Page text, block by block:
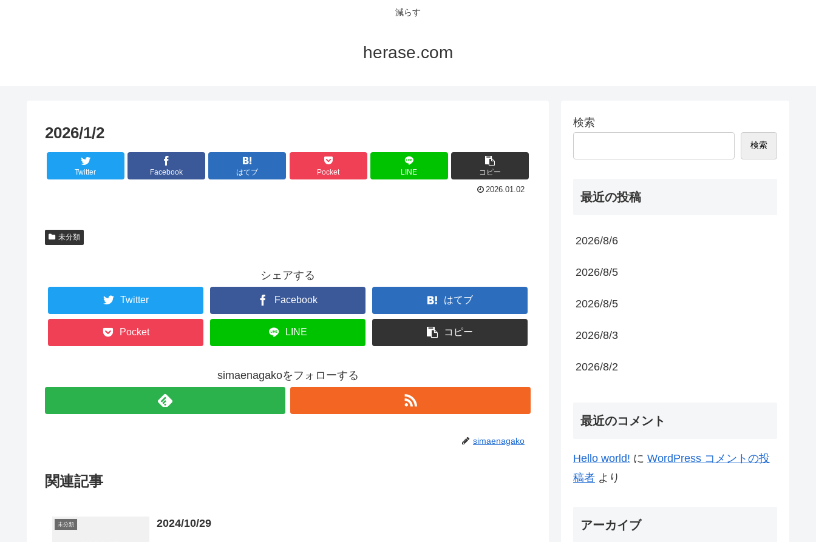
減らす
herase.com
2026/1/2
Twitter Facebook はてブ Pocket LINE コピー
2026.01.02
未分類
シェアする
Twitter Facebook はてブ
Pocket LINE コピー
simaenagakoをフォローする
simaenagako
関連記事
未分類 2024/10/29
検索
検索
最近の投稿
2026/8/6
2026/8/5
2026/8/5
2026/8/3
2026/8/2
最近のコメント
Hello world! に WordPress コメントの投
稿者 より
アーカイブ